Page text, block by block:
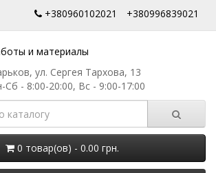
+380960102021 +380996839021
ул. Сергея Тархова, 13
Сб - 8:00-20:00, Вс - 9:00-17:00
0 товар(ов) - 0.00 грн.